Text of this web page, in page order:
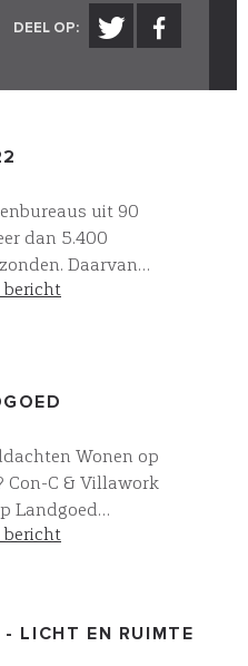
DEEL OP:
uit 90
dan 5.400
Daarvan
projecten
dit als eerste
wordt de
gemaakt. Wij zijn
bericht
Wonen op
Con-C & Villawork
Landgoed
Steeg 8 luxe
bericht
LICHT EN RUIMTE